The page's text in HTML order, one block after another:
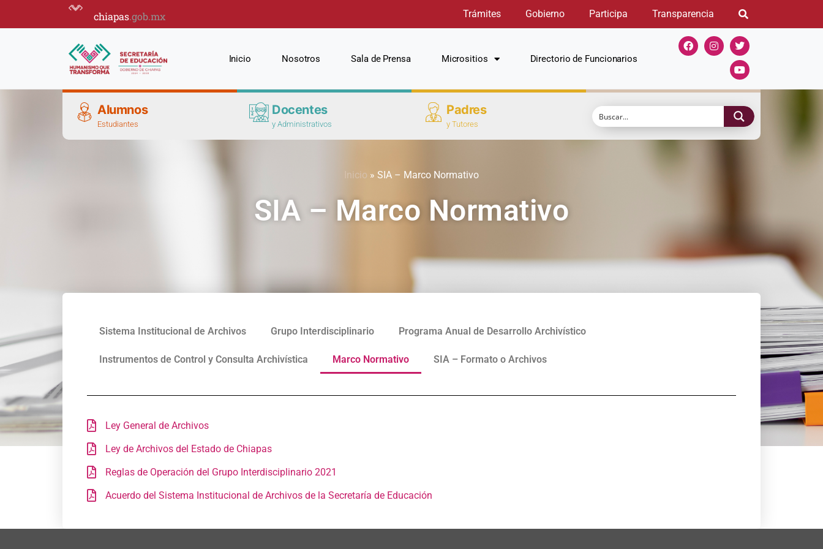
chiapas.gob.mx Trámites Gobierno Participa Transparencia
Inicio Nosotros Sala de Prensa Micrositios Directorio de Funcionarios
Alumnos
Estudiantes
Docentes
y Administrativos
Padres
y Tutores
Inicio » SIA – Marco Normativo
SIA – Marco Normativo
Sistema Institucional de Archivos Grupo Interdisciplinario Programa Anual de Desarrollo Archivístico
Instrumentos de Control y Consulta Archivística Marco Normativo SIA – Formato o Archivos
Ley General de Archivos
Ley de Archivos del Estado de Chiapas
Reglas de Operación del Grupo Interdisciplinario 2021
Acuerdo del Sistema Institucional de Archivos de la Secretaría de Educación